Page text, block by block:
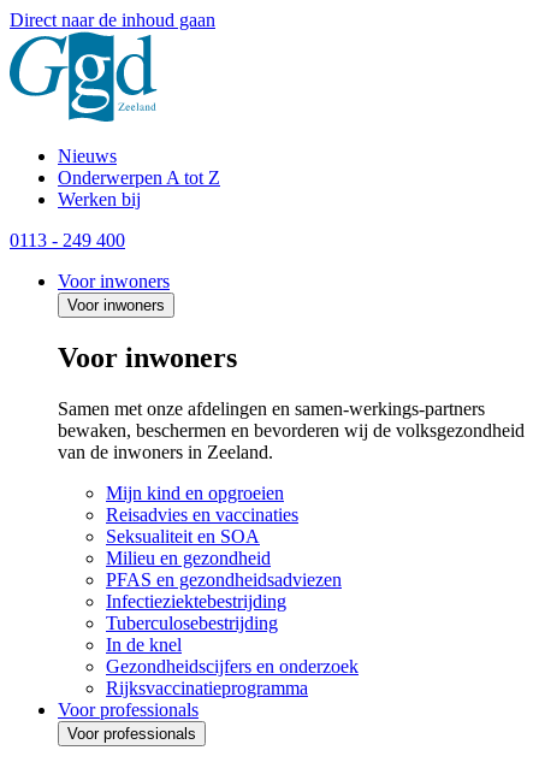
Direct naar de inhoud gaan
Nieuws
Onderwerpen A tot Z
Werken bij
0113 - 249 400
Voor inwoners
Voor inwoners
Voor inwoners
Samen met onze afdelingen en samen-werkings-partners
bewaken, beschermen en bevorderen wij de volksgezondheid
van de inwoners in Zeeland.
Mijn kind en opgroeien
Reisadvies en vaccinaties
Seksualiteit en SOA
Milieu en gezondheid
PFAS en gezondheidsadviezen
Infectieziektebestrijding
Tuberculosebestrijding
In de knel
Gezondheidscijfers en onderzoek
Rijksvaccinatieprogramma
Voor professionals
Voor professionals